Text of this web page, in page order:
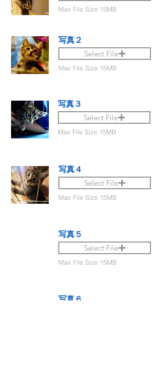
Max File Size 15MB
写真２
Select File
Max File Size 15MB
写真３
Select File
Max File Size 15MB
写真４
Select File
Max File Size 15MB
写真５
Select File
Max File Size 15MB
写真６